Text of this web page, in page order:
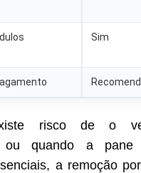
Sim
risco de o
ou quando a pane
a remoção